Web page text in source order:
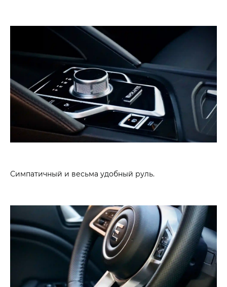
Симпатичный и весьма удобный руль.